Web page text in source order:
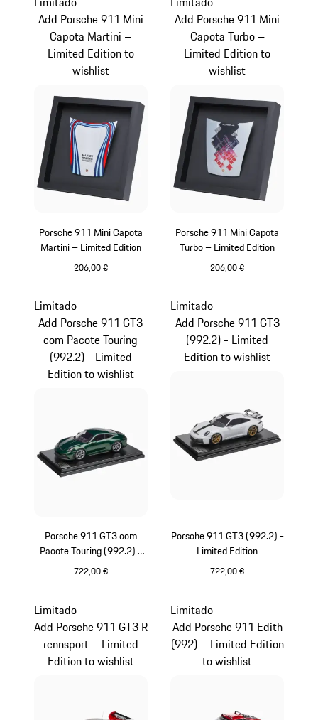
Porsche 911 Mini Capota
Martini – Limited Edition
206,00 €
Add Porsche 911 Mini
Capota Martini –
Limited Edition to
wishlist
Porsche 911 Mini Capota
Turbo – Limited Edition
206,00 €
Add Porsche 911 Mini
Capota Turbo –
Limited Edition to
wishlist
Porsche 911 GT3 com
Pacote Touring (992.2) -
Limited Edition
722,00 €
Limitado
Add Porsche 911 GT3
com Pacote Touring
(992.2) - Limited
Edition to wishlist
Porsche 911 GT3 (992.2) -
Limited Edition
722,00 €
Limitado
Add Porsche 911 GT3
(992.2) - Limited
Edition to wishlist
Limitado
Add Porsche 911 GT3 R
rennsport – Limited
Edition to wishlist
Limitado
Add Porsche 911 Edith
(992) – Limited Edition
to wishlist